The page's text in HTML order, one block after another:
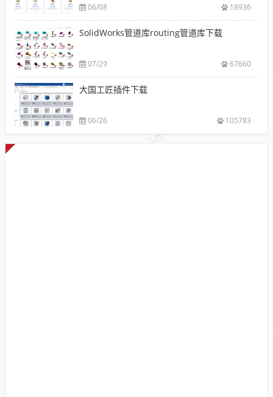
06/08 18936
SolidWorks管道库routing管道库下载
07/29 67660
大国工匠插件下载
06/26 105783